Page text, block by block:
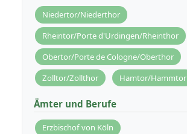
Niedertor/Niederthor
Rheintor/Porte d'Urdingen/Rheinthor
Obertor/Porte de Cologne/Oberthor
Zolltor/Zollthor
Hamtor/Hammtor
Ämter und Berufe
Erzbischof von Köln